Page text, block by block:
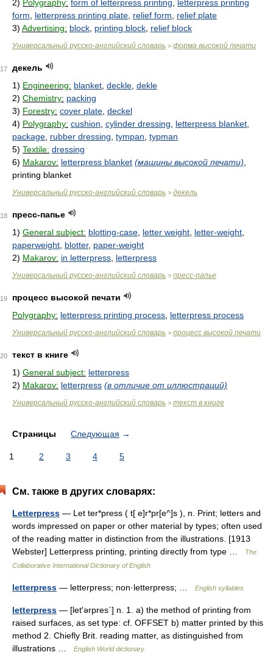
2) Polygraphy: form of letterpress printing
letterpress printing
form
letterpress printing plate relief form
relief plate
3) Advertising: block printing block relief block
Универсальный русско-английский словарь > форма высокой печати
17
декель
1) Engineering: blanket deckle dekle
2) Chemistry: packing
3) Forestry: cover plate deckel
4) Polygraphy: cushion cylinder dressing letterpress blanket
package rubber dressing tympan typman
5) Textile: dressing
6) Makarov: letterpress blanket (машины высокой печати)
printing blanket
Универсальный русско-английский словарь > декель
18
пресс-папье
1) General subject: blotting-case letter weight letter-weight
paperweight blotter, paper-weight
2) Makarov: in letterpress letterpress
Универсальный русско-английский словарь > пресс-папье
19
процесс высокой печати
Polygraphy: letterpress printing process letterpress process
Универсальный русско-английский словарь > процесс высокой печати
20
текст в книге
1) General subject: letterpress
2) Makarov: letterpress (в отличие от иллюстраций)
Универсальный русско-английский словарь > текст в книге
Страницы Следующая →
1 2 3 4 5
См. также в других словарях:
Letterpress — Let ter*press ( t[ e]r*pr[e^]s ), n. Print; letters and
words impressed on paper or other material by types; often used
of the reading matter in distinction from the illustrations. [1913
Webster] Letterpress printing, printing directly from type …
The
Collaborative International Dictionary of English
letterpress — letterpress; non·letterpress; … English syllables
letterpress — [let′ərpres΄] n. 1. a) the method of printing from
raised surfaces, as set type: cf. OFFSET b) matter printed by this
method 2. Chiefly Brit. reading matter, as distinguished from
illustrations …
English World dictionary